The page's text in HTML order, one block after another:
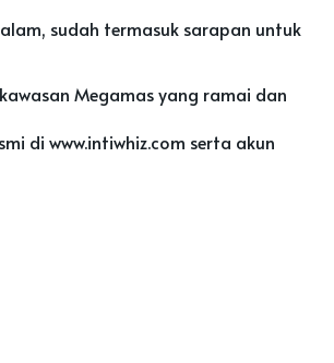
sudah termasuk sarapan untuk
Megamas yang ramai dan
di www.intiwhiz.com serta akun